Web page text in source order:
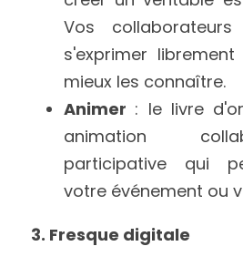
Vos
s'exprimer librement
mieux les connaître.
Animer : le livre
animation
participative qui
votre événement ou
3. Fresque digitale